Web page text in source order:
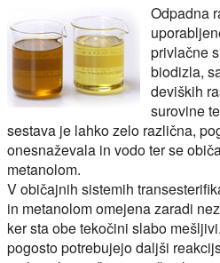
Odpadna
privlačne
biodizla,
deviških
surovine
sestava je lahko zelo različna,
onesnaževala in vodo ter se
metanolom.
V običajnih sistemih
in metanolom omejena zaradi
ker sta obe tekočini slabo
pogosto potrebujejo daljši